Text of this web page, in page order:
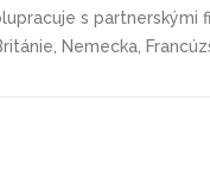
s partnerskými
Nemecka,